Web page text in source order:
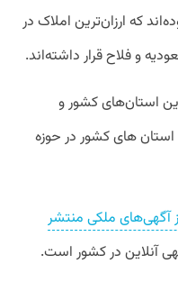
که ارزان‌ترین املاک در
و فلاح قرار داشته‌اند.
استان‌های کشور و
استان های کشور در حوزه
آگهی‌های ملکی منتشر
آنلاین در کشور است.